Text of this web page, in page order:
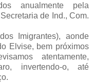
anualmente pela
de Ind., Com.
Imigrantes), aonde
Elvise, bem próximos
atentamente,
invertendo-o, até